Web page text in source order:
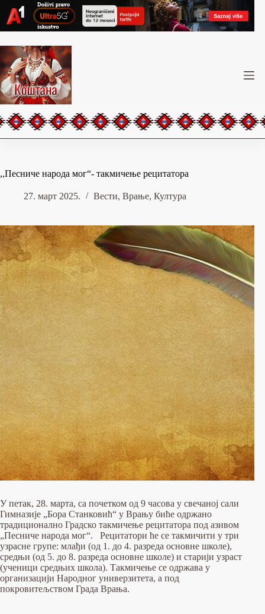
content
,,Песниче народа мог“- такмичење рецитатора
27. март 2025. Вести, Врање, Култура
У петак, 28. марта, са почетком од 9 часова у свечаној сали
Гимназије „Бора Станковић“ у Врању биће одржано
традиционално Градско такмичење рецитатора под азивом
„Песниче народа мог“. Рецитатори ће се такмичити у три
узрасне групе: млађи (од 1. до 4. разреда основне школе),
средњи (од 5. до 8. разреда основне школе) и старији узраст
(ученици средњих школа). Такмичење се одржава у
организацији Народног универзитета, а под
покровитељством Града Врања.